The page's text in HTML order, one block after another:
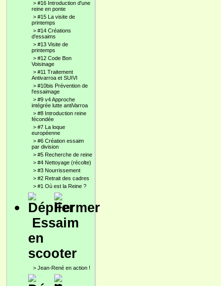
> #16 Introduction d'une
reine en ponte
> #15 La visite de
printemps
> #14 Créations
d'essaims
> #13 Visite de
printemps
> #12 Code Bon
Voisinage
> #11 Traitement
Antivarroa et SUIVI
> #10bis Prévention de
l'essaimage
> #9 v4 Approche
intégrée lutte antiVarroa
> #8 Introduction reine
fécondée
> #7 La loque
européenne
> #6 Création essaim
par division
> #5 Recherche de reine
> #4 Nettoyage (récolte)
> #3 Nourrissement
> #2 Retrait des cadres
> #1 Où est la Reine ?
Essaim
en
scooter
> Jean-René en action !